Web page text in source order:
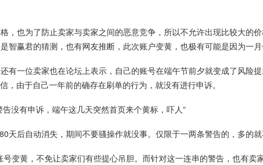
，也为了防止卖家与卖家之间的恶意竞争，所以不允许出现比较大的
赢君的猜测，也有网友推断，此次账户变黄，也极有可能是因为一月
有一位卖家也在论坛上表示，自己的账号在端午节前夕就变成了风险
由于自己一年前的确存在刷单的行为，就没有进行申诉。
没有申诉，端午这几天突然首页来个黄标，吓人”
天后自动消失，期间不要骚操作就没事。仅限于一两条警告的，多的
变黄，不免让卖家们有些提心吊胆。而针对这一连串的警告，也有卖